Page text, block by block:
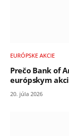
EURÓPSKE AKCIE
Prečo Bank of
európskym
20. júla 2026